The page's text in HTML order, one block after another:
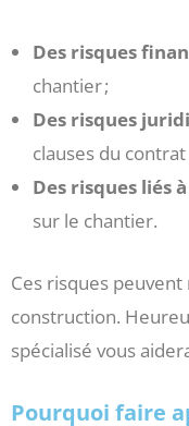
Des risques
chantier ;
Des risques
clauses du contrat
Des risques liés
sur le chantier.
Ces risques
construction.
spécialisé vous
Pourquoi faire